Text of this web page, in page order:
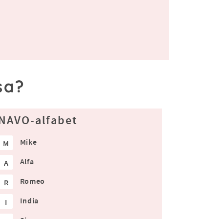
alfabet
M Mike
A Alfa
R Romeo
I India